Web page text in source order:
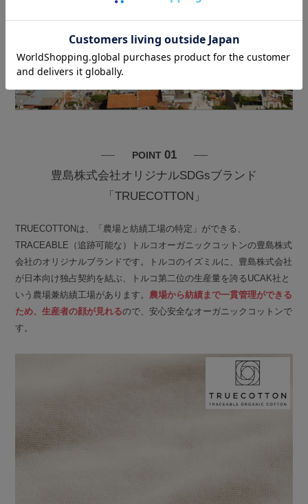
POINT 01
豊島株式会社オリジナルSDGsブランド
「TRUECOTTON」
TRUECOTTONは、「農場と紡績工場の特定」ができる、
TRACEABLE（追跡可能な）トルコオーガニックコットンの豊島株式
会社のオリジナルブランドです。トルコのイズミルに、豊島株式会社
が日本向け独占契約を結ぶ、トルコ第二位の生産量を誇るUCAK社と
いう農場兼紡績工場があります。 農場から紡績まで一貫管理ができる
ため、生産者の顔が見れるので、安心安全なオーガニックコットンで
す。